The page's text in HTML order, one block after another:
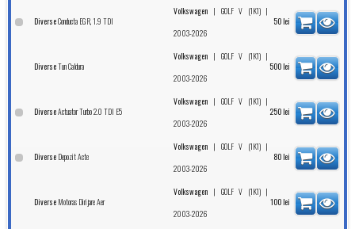
DiverseConducta EGR, 1.9 TDI
Volkswagen | GOLF V (1K1)|
2003-2026
50 lei
DiverseTun Caldura
Volkswagen | GOLF V (1K1)|
2003-2026
500 lei
DiverseActuator Turbo 2.0 TDI E5
Volkswagen | GOLF V (1K1)|
2003-2026
250 lei
Diverse Depozit Acte
Volkswagen | GOLF V (1K1)|
2003-2026
80 lei
Diverse Motoras Dirijare Aer
Volkswagen | GOLF V (1K1)|
2003-2026
100 lei